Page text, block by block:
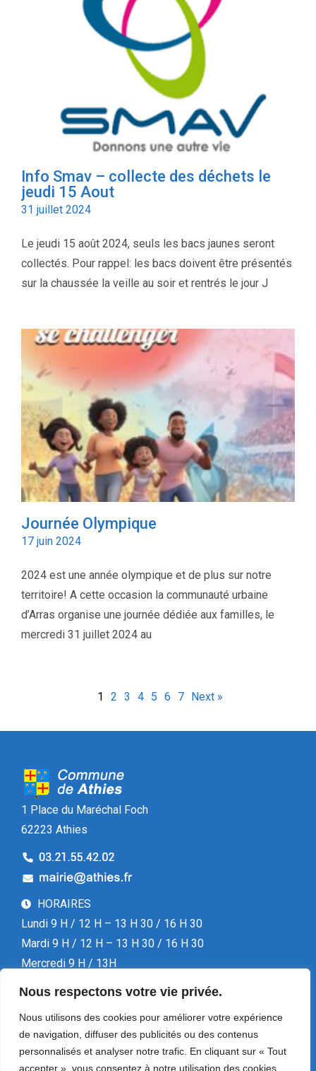
Nous respectons votre vie privée.
Nous utilisons des cookies pour améliorer votre expérience
de navigation, diffuser des publicités ou des contenus
personnalisés et analyser notre trafic. En cliquant sur « Tout
accepter », vous consentez à notre utilisation des cookies.
Info Smav – collecte des déchets le
jeudi 15 Aout
31 juillet 2024
Le jeudi 15 août 2024, seuls les bacs jaunes seront
collectés. Pour rappel: les bacs doivent être présentés
sur la chaussée la veille au soir et rentrés le jour J
Journée Olympique
17 juin 2024
2024 est une année olympique et de plus sur notre
territoire! A cette occasion la communauté urbaine
d’Arras organise une journée dédiée aux familles, le
mercredi 31 juillet 2024 au
1 2 3 4 5 6 7 Next »
1 Place du Maréchal Foch
62223 Athies
HORAIRES
Lundi 9 H / 12 H – 13 H 30 / 16 H 30
Mardi 9 H / 12 H – 13 H 30 / 16 H 30
Mercredi 9 H / 13H
Vendredi 13 H 30 / 16 H 30